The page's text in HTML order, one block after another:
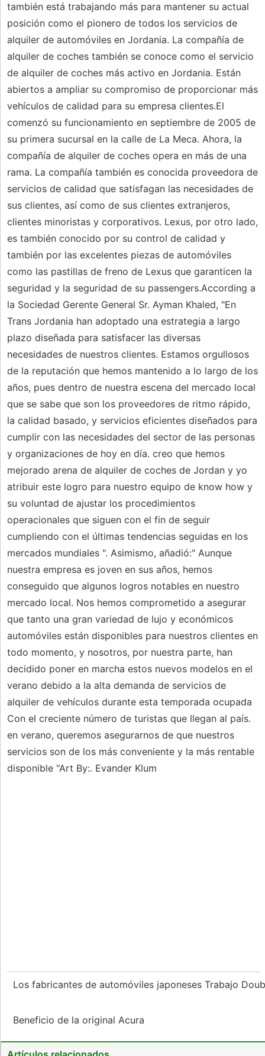
también está trabajando más para mantener su actual
posición como el pionero de todos los servicios de
alquiler de automóviles en Jordania. La compañía de
alquiler de coches también se conoce como el servicio
de alquiler de coches más activo en Jordania. Están
abiertos a ampliar su compromiso de proporcionar más
vehículos de calidad para su empresa clientes.El
comenzó su funcionamiento en septiembre de 2005 de
su primera sucursal en la calle de La Meca. Ahora, la
compañía de alquiler de coches opera en más de una
rama. La compañía también es conocida proveedora de
servicios de calidad que satisfagan las necesidades de
sus clientes, así como de sus clientes extranjeros,
clientes minoristas y corporativos. Lexus, por otro lado,
es también conocido por su control de calidad y
también por las excelentes piezas de automóviles
como las pastillas de freno de Lexus que garanticen la
seguridad y la seguridad de su passengers.According a
la Sociedad Gerente General Sr. Ayman Khaled, "En
Trans Jordania han adoptado una estrategia a largo
plazo diseñada para satisfacer las diversas
necesidades de nuestros clientes. Estamos orgullosos
de la reputación que hemos mantenido a lo largo de los
años, pues dentro de nuestra escena del mercado local
que se sabe que son los proveedores de ritmo rápido,
la calidad basado, y servicios eficientes diseñados para
cumplir con las necesidades del sector de las personas
y organizaciones de hoy en día. creo que hemos
mejorado arena de alquiler de coches de Jordan y yo
atribuir este logro para nuestro equipo de know how y
su voluntad de ajustar los procedimientos
operacionales que siguen con el fin de seguir
cumpliendo con el últimas tendencias seguidas en los
mercados mundiales ". Asimismo, añadió:" Aunque
nuestra empresa es joven en sus años, hemos
conseguido que algunos logros notables en nuestro
mercado local. Nos hemos comprometido a asegurar
que tanto una gran variedad de lujo y económicos
automóviles están disponibles para nuestros clientes en
todo momento, y nosotros, por nuestra parte, han
decidido poner en marcha estos nuevos modelos en el
verano debido a la alta demanda de servicios de
alquiler de vehículos durante esta temporada ocupada
Con el creciente número de turistas que llegan al país.
en verano, queremos asegurarnos de que nuestros
servicios son de los más conveniente y la más rentable
disponible "Art By:. Evander Klum
Los fabricantes de automóviles japoneses Trabajo
Beneficio de la original Acura